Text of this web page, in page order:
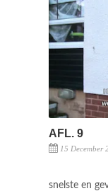
AFL. 9
15 December
snelste en